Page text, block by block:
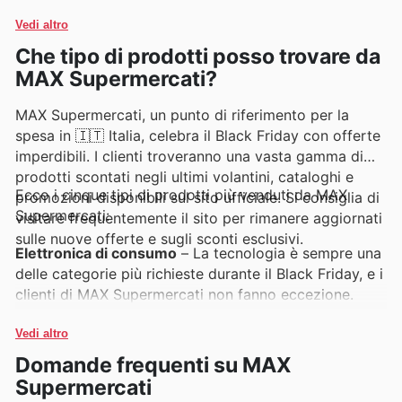
soddisfano standard elevati, garantendo ai
Vedi altro
Che tipo di prodotti posso trovare da
MAX Supermercati?
MAX Supermercati, un punto di riferimento per la
spesa in 🇮🇹 Italia, celebra il Black Friday con offerte
imperdibili. I clienti troveranno una vasta gamma di
prodotti scontati negli ultimi volantini, cataloghi e
promozioni disponibili sul sito ufficiale. Si consiglia di
visitare frequentemente il sito per rimanere aggiornati
sulle nuove offerte e sugli sconti esclusivi.
Ecco i cinque tipi di prodotti più venduti da MAX
Supermercati:
Elettronica di consumo– La tecnologia è sempre una
delle categorie più richieste durante il Black Friday, e i
clienti di MAX Supermercati non fanno eccezione.
smartphone, TV e piccoli elettrodomestici nei
volantini MAX Supermercati. Queste promozioni sono
pensate per offrire il massimo valore durante le
vendite di Black Friday.
Vedi altro
Domande frequenti su MAX
Supermercati